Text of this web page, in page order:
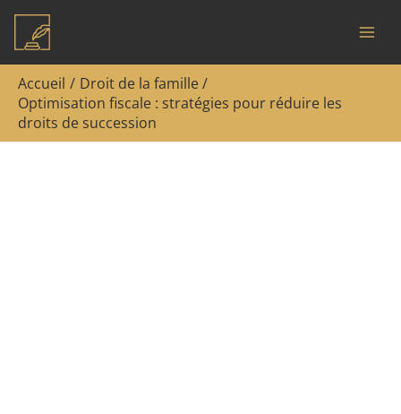
Aller
contenu
Accueil
Droit de la famille
Optimisation fiscale : stratégies pour réduire les
droits de succession
Rechercher